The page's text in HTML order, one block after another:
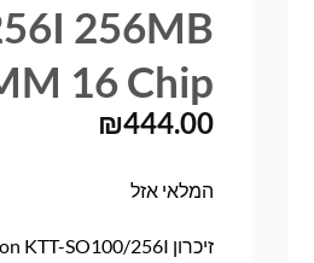
256MB
16 Chip
₪444.00
המלאי אזל